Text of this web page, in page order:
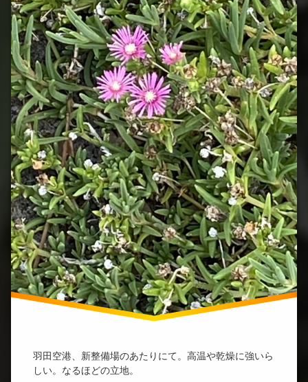
羽田空港、新整備場のあたりにて。高温や乾燥に強いら
しい。なるほどの立地。